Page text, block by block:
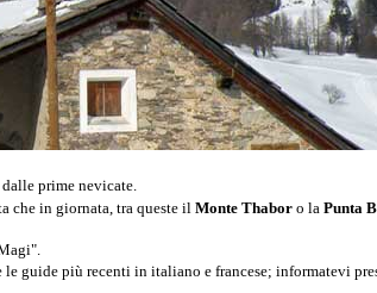
prime nevicate.
che in giornata, tra queste il Monte Thabor o la Punta
guide più recenti in italiano e francese; informatevi